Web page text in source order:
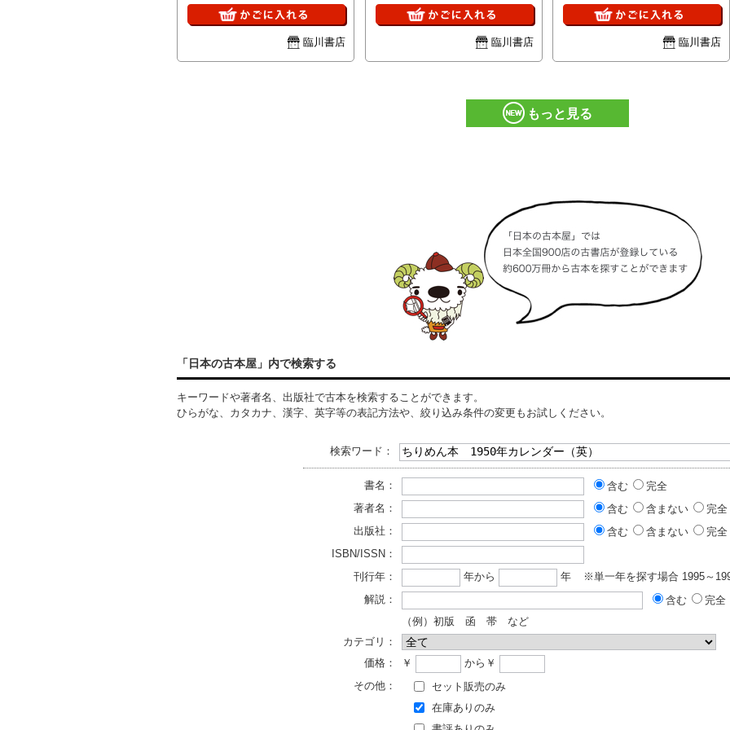
Dajokan kosatsu The first of the
Five Public Notices (Gobo on
keiji) posted on March 1868 (Keio
臨川書店 臨川書店
（岡山城・新潟県新発田城）等
臨川書店
もっと見る
「日本の古本屋」内で検索する
キーワードや著者名、出版社で古本を検索することができます。
ひらがな、カタカナ、漢字、英字等の表記方法や、絞り込み条件の変更もお試しください。
検索ワード：
書名： 含む
完全
著者名：
含む 含まない
完全
出版社：
含む 含まない
完全
ISBN/ISSN：
刊行年：
年から 年
※単一年を探す場合 1995～
解説：
含む
完全
（例）初版 函 帯 など
カテゴリ：
価格：
￥
から￥
その他：
セット販売のみ
在庫ありのみ